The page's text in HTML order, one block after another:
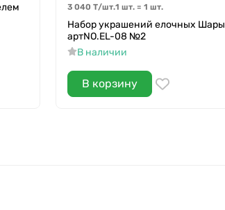
3 040 Т/шт.1 шт. = 1 шт.
Набор украшений елочных Шары
артNO.EL-08 №2
В наличии
В корзину